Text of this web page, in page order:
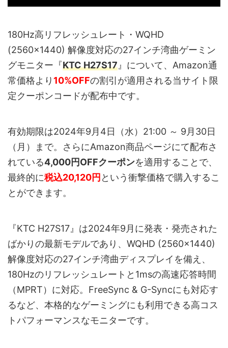
180Hz高リフレッシュレート・WQHD
(2560x1440) 解像度対応の27インチ湾曲ゲーミン
グモニター『KTC H27S17』について、Amazon通
常価格より 10%OFFの割引が適用される当サイト限
定クーポンコードが配布中です。
有効期限は2024年9月4日（水）21:00 ～ 9月30日
（月）まで。さらにAmazon商品ページにて配布さ
れている4,000円OFFクーポンを適用することで、
最終的に税込20,120円 という衝撃価格で購入するこ
とができます。
『KTC H27S17』は2024年9月に発表・発売された
ばかりの最新モデルであり、WQHD (2560x1440)
解像度対応の27インチ湾曲ディスプレイを備え、
180Hzのリフレッシュレートと1msの高速応答時間
（MPRT）に対応。FreeSync & G-Syncにも対応す
るなど、本格的なゲーミングにも利用できる高コス
トパフォーマンスなモニターです。